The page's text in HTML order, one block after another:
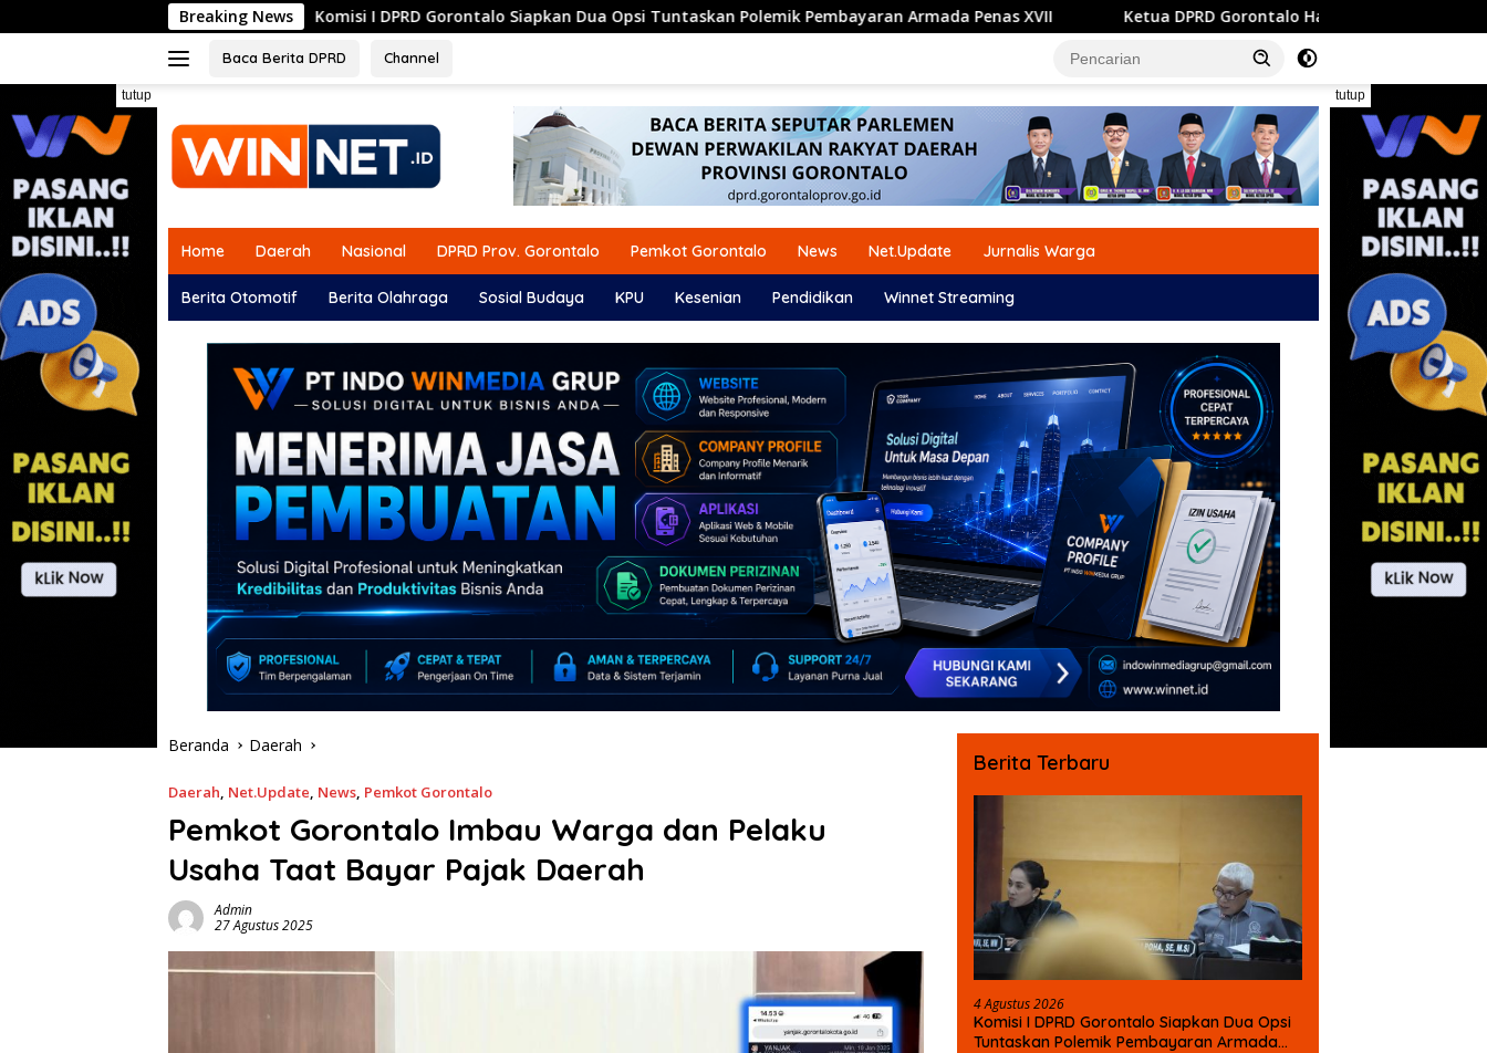
ke
Breaking News
Komisi I DPRD Gorontalo Siapkan Dua Opsi Tuntaskan Polemik Pembayaran Armada Penas XVII Ketua DPRD Gorontalo Hadiri Pencanangan HUT ke-81 RI, Serukan
Baca Berita DPRD Channel
tutup tutup
Home Daerah Nasional DPRD Prov. Gorontalo Pemkot Gorontalo News Net.Update Jurnalis Warga
Berita Otomotif Berita Olahraga Sosial Budaya KPU Kesenian Pendidikan Winnet Streaming
Beranda Daerah
Daerah, Net.Update, News, Pemkot Gorontalo
Pemkot Gorontalo Imbau Warga dan Pelaku
Usaha Taat Bayar Pajak Daerah
Admin
27 Agustus 2025
Berita Terbaru
4 Agustus 2026
Komisi I DPRD Gorontalo Siapkan Dua Opsi
Tuntaskan Polemik Pembayaran Armada